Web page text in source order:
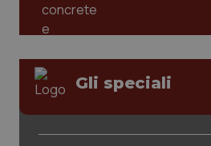
Gli speciali
tracking-sites-ironfish-